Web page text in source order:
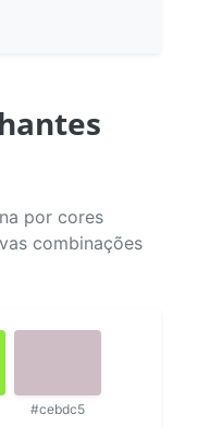
por cores
combinações
#cebdc5